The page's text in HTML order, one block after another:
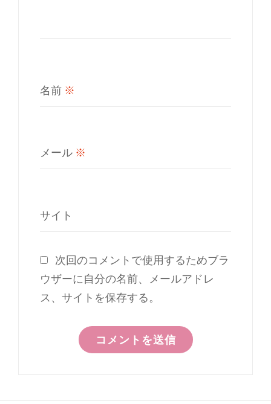
名前 ※
メール ※
サイト
次回のコメントで使用するためブラ
ウザーに自分の名前、メールアドレ
ス、サイトを保存する。